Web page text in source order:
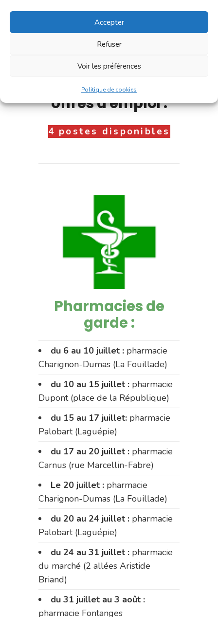
Accepter
Refuser
Voir les préférences
Politique de cookies
Consultez nos
offres d'emploi :
4 postes disponibles
Pharmacies de
garde :
du 6 au 10 juillet : pharmacie
Charignon-Dumas (La Fouillade)
du 10 au 15 juillet : pharmacie
Dupont (place de la République)
du 15 au 17 juillet: pharmacie
Palobart (Laguépie)
du 17 au 20 juillet : pharmacie
Carnus (rue Marcellin-Fabre)
Le 20 juillet : pharmacie
Charignon-Dumas (La Fouillade)
du 20 au 24 juillet : pharmacie
Palobart (Laguépie)
du 24 au 31 juillet : pharmacie
du marché (2 allées Aristide
Briand)
du 31 juillet au 3 août :
pharmacie Fontanges